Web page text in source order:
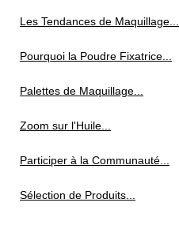
Les Tendances de Maquillage...
Pourquoi la Poudre Fixatrice...
Palettes de Maquillage...
Zoom sur l'Huile...
Participer à la Communauté...
Sélection de Produits...